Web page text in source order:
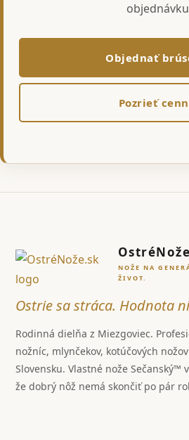
Objednať
Pozrieť
NOŽE NA
ŽIVOT.
Ostrie sa stráca. Hodnota
Rodinná dielňa z Miezgoviec.
nožníc, mlynčekov, kotúčových
Slovensku. Vlastné nože Sečanský™
že dobrý nôž nemá skončiť po pár